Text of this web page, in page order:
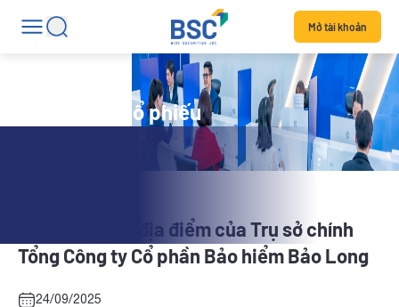
Mở tài khoản
Tin tức mã cổ phiếu
BLI: Cập nhật địa điểm của Trụ sở chính
Tổng Công ty Cổ phần Bảo hiểm Bảo Long
24/09/2025